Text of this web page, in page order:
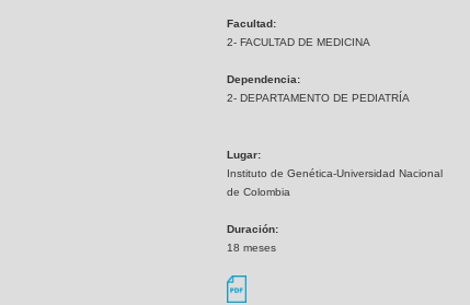
Facultad:
2- FACULTAD DE MEDICINA
Dependencia:
2- DEPARTAMENTO DE PEDIATRÍA
Lugar:
Instituto de Genética-Universidad Nacional
de Colombia
Duración:
18 meses